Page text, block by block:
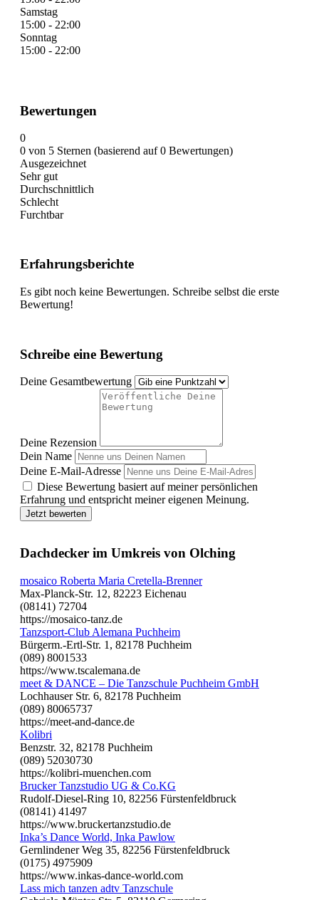
Samstag
15:00 - 22:00
Sonntag
15:00 - 22:00
Bewertungen
0
0 von 5 Sternen (basierend auf 0 Bewertungen)
Ausgezeichnet
Sehr gut
Durchschnittlich
Schlecht
Furchtbar
Erfahrungsberichte
Es gibt noch keine Bewertungen. Schreibe selbst die erste
Bewertung!
Schreibe eine Bewertung
Deine Gesamtbewertung
Deine Rezension
Dein Name
Deine E-Mail-Adresse
Diese Bewertung basiert auf meiner persönlichen
Erfahrung und entspricht meiner eigenen Meinung.
Jetzt bewerten
Dachdecker im Umkreis von Olching
mosaico Roberta Maria Cretella-Brenner
Max-Planck-Str. 12, 82223 Eichenau
(08141) 72704
https://mosaico-tanz.de
Tanzsport-Club Alemana Puchheim
Bürgerm.-Ertl-Str. 1, 82178 Puchheim
(089) 8001533
https://www.tscalemana.de
meet & DANCE – Die Tanzschule Puchheim GmbH
Lochhauser Str. 6, 82178 Puchheim
(089) 80065737
https://meet-and-dance.de
Kolibri
Benzstr. 32, 82178 Puchheim
(089) 52030730
https://kolibri-muenchen.com
Brucker Tanzstudio UG & Co.KG
Rudolf-Diesel-Ring 10, 82256 Fürstenfeldbruck
(08141) 41497
https://www.bruckertanzstudio.de
Inka’s Dance World, Inka Pawlow
Gernlindener Weg 35, 82256 Fürstenfeldbruck
(0175) 4975909
https://www.inkas-dance-world.com
Lass mich tanzen adtv Tanzschule